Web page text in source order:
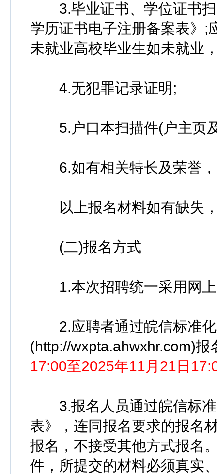
3.毕业证书、学位证书扫
学历证书电子注册备案表》;
未就业高校毕业生如未就业
4.无犯罪记录证明;
5.户口本扫描件(户主页
6.如有相关特长及荣誉，
以上报名材料如有缺失，
(二)报名方式
1.本次招聘统一采用网上
2.应聘者通过皖信标准化
(http://wxpta.ahwxhr.com)报
17:00至2025年11月21日
3.报名人员通过皖信标准
表》，连同报名要求的报名
报名，不接受其他方式报名
件，所提交的材料必须真实